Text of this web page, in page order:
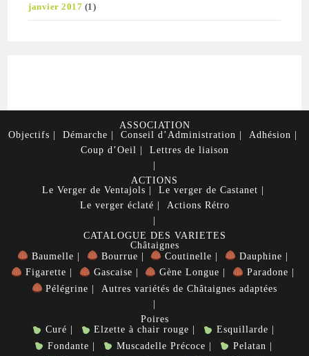
janvier 2017 (1)
ASSOCIATION
Objectifs
Démarche Conseil d’Administration
Adhésion
Coup d’Oeil
Lettres de liaison
ACTIONS
Le Verger de Ventajols
Le verger de Castanet
Le verger éclaté
Actions Rétro
CATALOGUE DES VARIETES
Châtaignes
Baumelle
Bourrue Coutinelle
Dauphine
Figarette
Gascaise Gène Longue
Paradone
Pélégrine
Autres variétés de Châtaignes adaptées
Poires
Curé
Elzette à chair rouge
Esquillarde
Fondante
Muscadelle Précoce
Pelatan